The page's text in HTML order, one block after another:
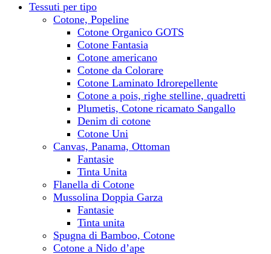
Tessuti per tipo
Cotone, Popeline
Cotone Organico GOTS
Cotone Fantasia
Cotone americano
Cotone da Colorare
Cotone Laminato Idrorepellente
Cotone a pois, righe stelline, quadretti
Plumetis, Cotone ricamato Sangallo
Denim di cotone
Cotone Uni
Canvas, Panama, Ottoman
Fantasie
Tinta Unita
Flanella di Cotone
Mussolina Doppia Garza
Fantasie
Tinta unita
Spugna di Bamboo, Cotone
Cotone a Nido d’ape